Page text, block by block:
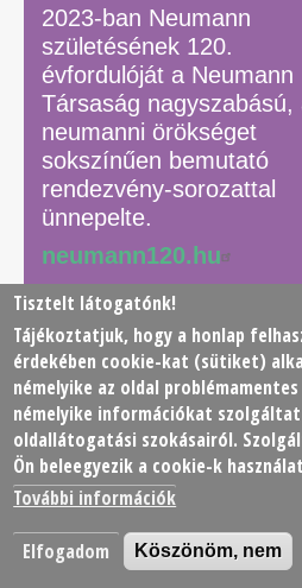
2023-ban Neumann
születésének 120.
évfordulóját a Neumann
Társaság nagyszabású,
neumanni örökséget
sokszínűen bemutató
rendezvény-sorozattal
ünnepelte.
neumann120.hu
© 2026 Neumann János
(NJSZT)
Footer
menu
Adatkezelési tájékoztató
Tisztelt látogatónk!
Tájékoztatjuk, hogy a honlap
érdekében cookie-kat (sütiket)
némelyike az oldal
némelyike információkat
oldallátogatási szokásairól.
Ön beleegyezik a cookie-k
További információk
Elfogadom Köszönöm, nem